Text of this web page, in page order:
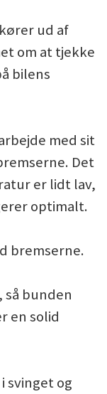
ud af
om at tjekke
bilens
med sit
Det
er lidt lav,
optimalt.
bremserne.
bunden
en solid
svinget og